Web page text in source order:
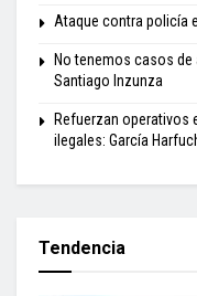
Ataque contra policía
No tenemos casos
Santiago Inzunza
Refuerzan operativos
ilegales: García
Tendencia